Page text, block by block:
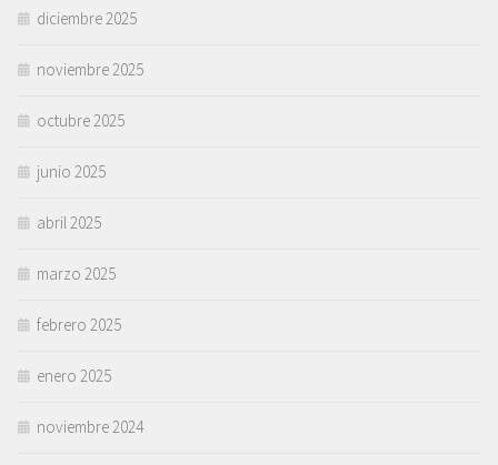
diciembre 2025
noviembre 2025
octubre 2025
junio 2025
abril 2025
marzo 2025
febrero 2025
enero 2025
noviembre 2024